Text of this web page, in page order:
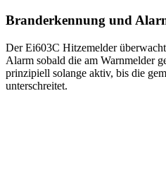
Branderkennung und
Der Ei603C Hitzemelder
Alarm sobald die am Warnmelder
prinzipiell solange aktiv, bis die
unterschreitet.